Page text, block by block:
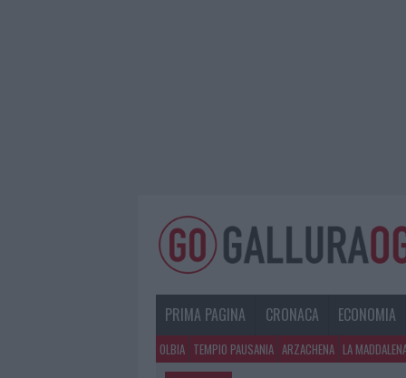
PRIMA PAGINA CRONACA ECONOMIA
OLBIA TEMPIO PAUSANIA ARZACHENA LA